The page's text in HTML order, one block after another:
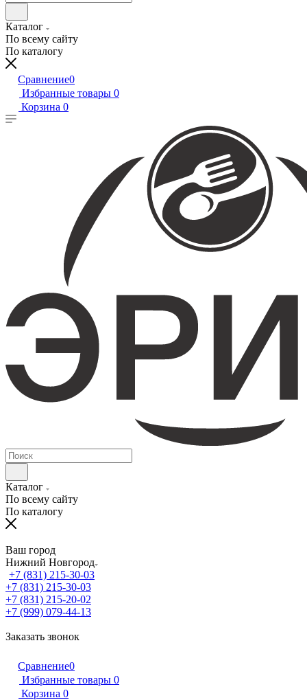
Каталог
По всему сайту
По каталогу
Сравнение0
Избранные товары 0
Корзина 0
Каталог
По всему сайту
По каталогу
Ваш город
Нижний Новгород
+7 (831) 215-30-03
+7 (831) 215-30-03
+7 (831) 215-20-02
+7 (999) 079-44-13
Заказать звонок
Сравнение0
Избранные товары 0
Корзина 0